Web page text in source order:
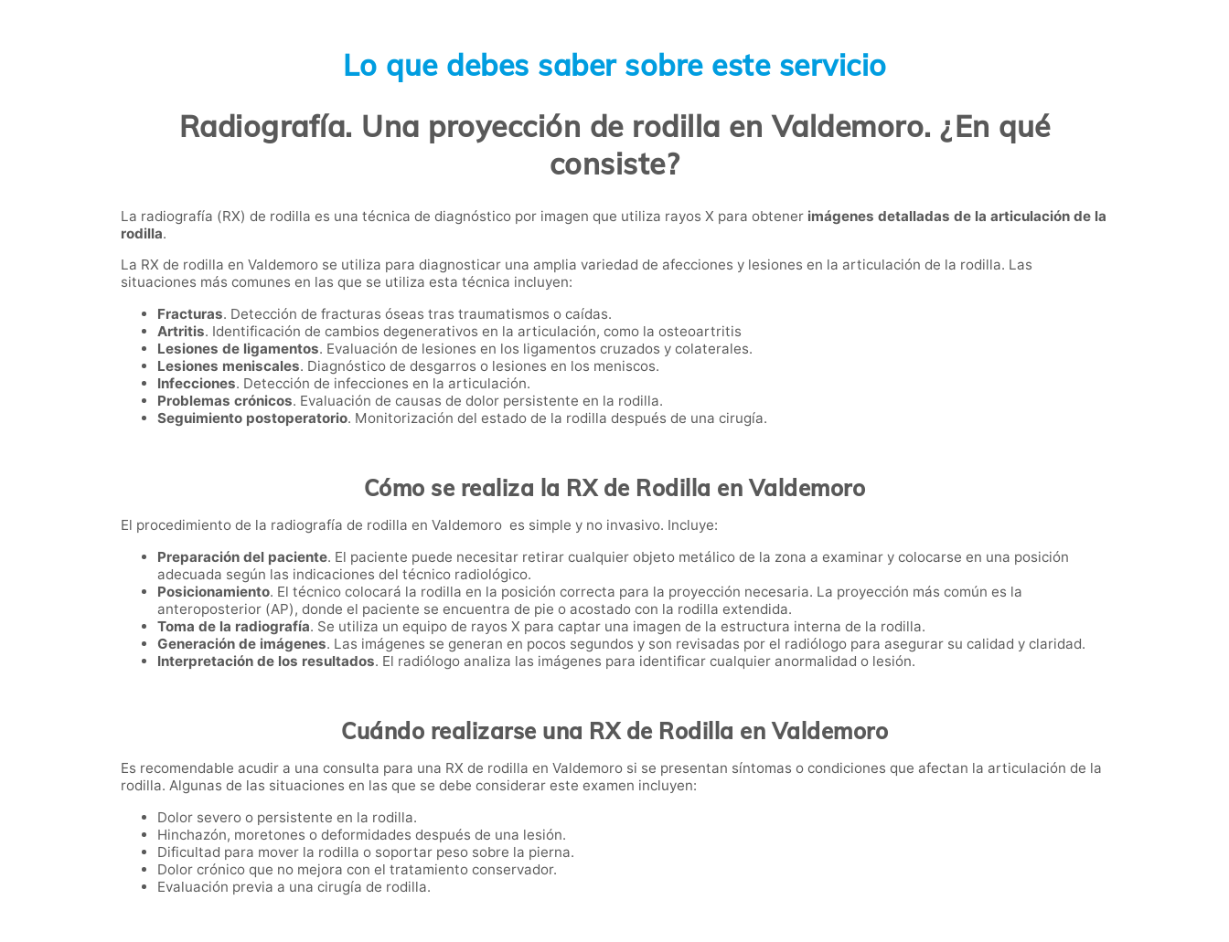
Lo que debes saber sobre este servicio
Radiografía. Una proyección de rodilla en Valdemoro. ¿En qué
consiste?
La radiografía (RX) de rodilla es una técnica de diagnóstico por imagen que utiliza rayos X para obtener imágenes detalladas de la articulación de la
rodilla.
La RX de rodilla en Valdemoro se utiliza para diagnosticar una amplia variedad de afecciones y lesiones en la articulación de la rodilla. Las
situaciones más comunes en las que se utiliza esta técnica incluyen:
Fracturas. Detección de fracturas óseas tras traumatismos o caídas.
Artritis. Identificación de cambios degenerativos en la articulación, como la osteoartritis
Lesiones de ligamentos. Evaluación de lesiones en los ligamentos cruzados y colaterales.
Lesiones meniscales. Diagnóstico de desgarros o lesiones en los meniscos.
Infecciones. Detección de infecciones en la articulación.
Problemas crónicos. Evaluación de causas de dolor persistente en la rodilla.
Seguimiento postoperatorio. Monitorización del estado de la rodilla después de una cirugía.
Cómo se realiza la RX de Rodilla en Valdemoro
El procedimiento de la radiografía de rodilla en Valdemoro es simple y no invasivo. Incluye:
Preparación del paciente. El paciente puede necesitar retirar cualquier objeto metálico de la zona a examinar y colocarse en una posición
adecuada según las indicaciones del técnico radiológico.
Posicionamiento. El técnico colocará la rodilla en la posición correcta para la proyección necesaria. La proyección más común es la
anteroposterior (AP), donde el paciente se encuentra de pie o acostado con la rodilla extendida.
Toma de la radiografía. Se utiliza un equipo de rayos X para captar una imagen de la estructura interna de la rodilla.
Generación de imágenes. Las imágenes se generan en pocos segundos y son revisadas por el radiólogo para asegurar su calidad y claridad.
Interpretación de los resultados. El radiólogo analiza las imágenes para identificar cualquier anormalidad o lesión.
Cuándo realizarse una RX de Rodilla en Valdemoro
Es recomendable acudir a una consulta para una RX de rodilla en Valdemoro si se presentan síntomas o condiciones que afectan la articulación de la
rodilla. Algunas de las situaciones en las que se debe considerar este examen incluyen:
Dolor severo o persistente en la rodilla.
Hinchazón, moretones o deformidades después de una lesión.
Dificultad para mover la rodilla o soportar peso sobre la pierna.
Dolor crónico que no mejora con el tratamiento conservador.
Evaluación previa a una cirugía de rodilla.